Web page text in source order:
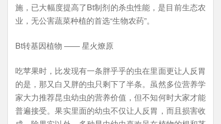
施，已大幅度提高了Bt制剂的杀虫性能，是目前生态农
业，无公害蔬菜种植的首选“生物农药”。
Bt转基因植物 —— 星火燎原
吃苹果时，比发现有一条胖乎乎的虫在里面更让人反胃
的是，那又白又胖的虫只剩下了半条。虽然多位营养学
家大力推荐昆虫幼虫的营养价值，但不知何时大家才能
普遍接受。果实里面的幼虫不仅让人反胃，而且损害收